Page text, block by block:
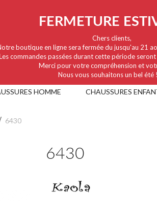
HOMME CHAUSSURES
FERMETURE
Chers clients,
boutique en ligne sera fermée du jusqu'au 21
commandes passées durant cette période
Merci pour votre compréhension et
Nous vous souhaitons un bel
6430
6430